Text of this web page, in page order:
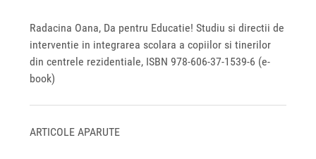
Radacina Oana, Da pentru Educatie! Studiu si directii de
interventie in integrarea scolara a copiilor si tinerilor
din centrele rezidentiale, ISBN 978-606-37-1539-6 (e-
book)
ARTICOLE APARUTE